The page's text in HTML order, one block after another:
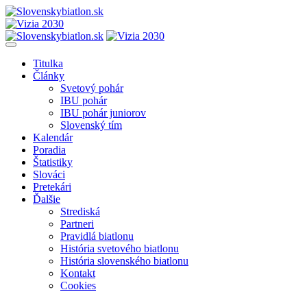
Titulka
Články
Svetový pohár
IBU pohár
IBU pohár juniorov
Slovenský tím
Kalendár
Poradia
Štatistiky
Slováci
Pretekári
Ďalšie
Strediská
Partneri
Pravidlá biatlonu
História svetového biatlonu
História slovenského biatlonu
Kontakt
Cookies